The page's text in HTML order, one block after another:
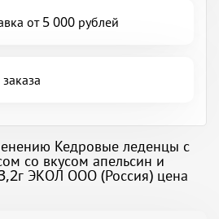
от 5 000 рублей
Кедровые леденцы с
со вкусом апельсин и
ЭКОЛ ООО (Россия) цена